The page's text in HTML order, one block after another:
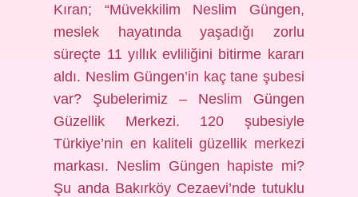
Kıran; “Müvekkilim Neslim Güngen,
meslek hayatında yaşadığı zorlu
süreçte 11 yıllık evliliğini bitirme kararı
aldı. Neslim Güngen’in kaç tane şubesi
var? Şubelerimiz – Neslim Güngen
Güzellik Merkezi. 120 şubesiyle
Türkiye’nin en kaliteli güzellik merkezi
markası. Neslim Güngen hapiste mi?
Şu anda Bakırköy Cezaevi’nde tutuklu